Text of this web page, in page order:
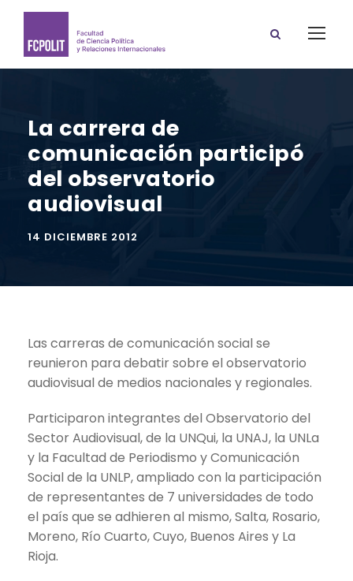
La carrera de
comunicación participó
del observatorio
audiovisual
14 DICIEMBRE 2012
Las carreras de comunicación social se
reunieron para debatir sobre el observatorio
audiovisual de medios nacionales y regionales.
Participaron integrantes del Observatorio del
Sector Audiovisual, de la UNQui, la UNAJ, la UNLa
y la Facultad de Periodismo y Comunicación
Social de la UNLP, ampliado con la participación
de representantes de 7 universidades de todo
el país que se adhieren al mismo, Salta, Rosario,
Moreno, Río Cuarto, Cuyo, Buenos Aires y La
Rioja.